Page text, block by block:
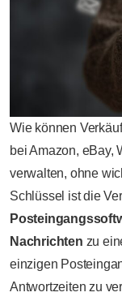
Wie können
bei Amazon, eBay,
verwalten, ohne
Schlüssel ist die
Nachrichten zu
einzigen
Antwortzeiten zu